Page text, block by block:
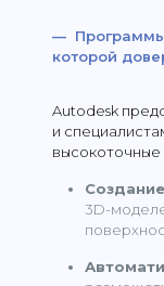
— Программы
которой
Autodesk
и
высокоточные
3D-